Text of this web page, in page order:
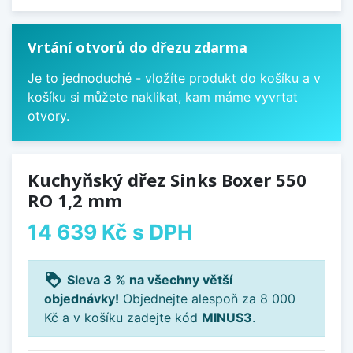
Vrtání otvorů do dřezu zdarma
Je to jednoduché - vložíte produkt do košíku a v
košíku si můžete naklikat, kam máme vyvrtat
otvory.
Kuchyňský dřez Sinks Boxer 550
RO 1,2 mm
14 639 Kč s DPH
loyalty Sleva 3 % na všechny větší
objednávky! Objednejte alespoň za 8 000
Kč a v košíku zadejte kód MINUS3.